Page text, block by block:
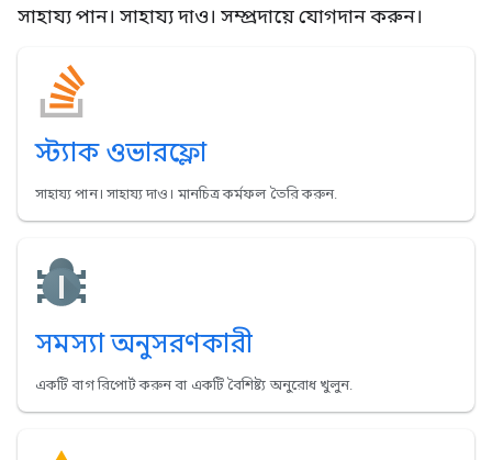
সাহায্য পান। সাহায্য দাও। সম্প্রদায়ে যোগদান করুন।
স্ট্যাক ওভারফ্লো
সাহায্য পান। সাহায্য দাও। মানচিত্র কর্মফল তৈরি করুন.
সমস্যা অনুসরণকারী
একটি বাগ রিপোর্ট করুন বা একটি বৈশিষ্ট্য অনুরোধ খুলুন.